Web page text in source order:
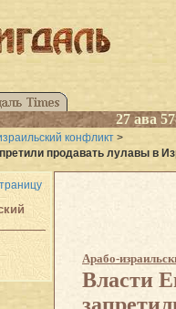
27 ава
конфликт >
продавать лулавы в
Арабо-
Власти